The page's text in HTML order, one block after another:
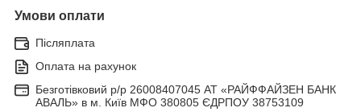
Умови оплати
Післяплата
Оплата на рахунок
Безготівковий р/р 26008407045 АТ «РАЙФФАЙЗЕН БАНК
АВАЛЬ» в м. Київ МФО 380805 ЄДРПОУ 38753109